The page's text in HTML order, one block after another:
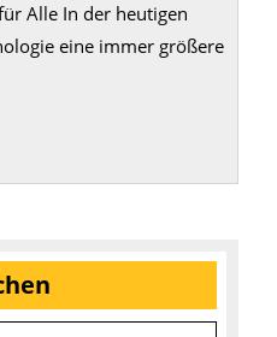
Alle In der heutigen
eine immer größere